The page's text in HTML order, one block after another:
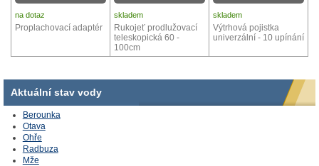
na dotaz skladem skladem
Proplachovací adaptér
Rukojeť prodlužovací
teleskopická 60 -
100cm
Výtrhová pojistka
univerzální - 10 upínání
Aktuální stav vody
Berounka
Otava
Ohře
Radbuza
Mže